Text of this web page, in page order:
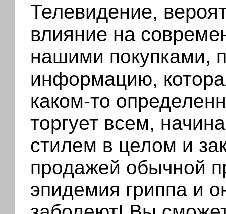
Телевидение,
влияние на
нашими покупками,
информацию,
каком-то
торгует всем,
стилем в целом и
продажей обычной
эпидемия гриппа и